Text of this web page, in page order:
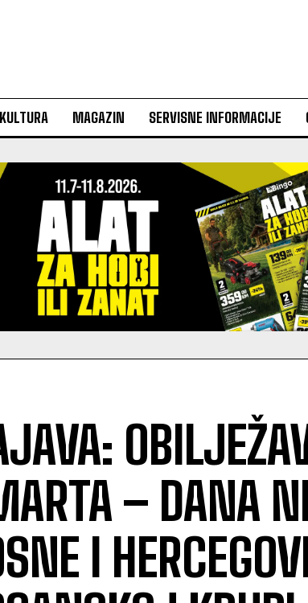
KULTURA MAGAZIN SERVISNE INFORMACIJE
– DANA
I